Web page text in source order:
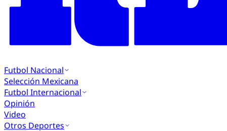
Futbol Nacional
Selección Mexicana
Futbol Internacional
Opinión
Video
Otros Deportes